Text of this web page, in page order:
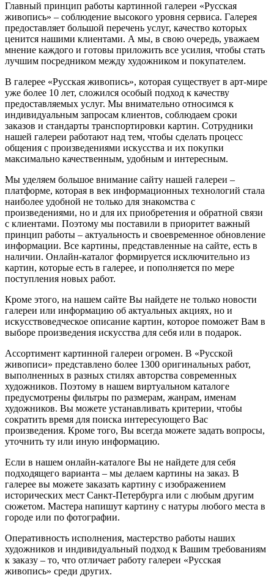
Главный принцип работы картинной галереи «Русская
живопись» – соблюдение высокого уровня сервиса. Галерея
предоставляет большой перечень услуг, качество которых
ценится нашими клиентами. А мы, в свою очередь, уважаем
мнение каждого и готовы приложить все усилия, чтобы стать
лучшим посредником между художником и покупателем.
В галерее «Русская живопись», которая существует в арт-мире
уже более 10 лет, сложился особый подход к качеству
предоставляемых услуг. Мы внимательно относимся к
индивидуальным запросам клиентов, соблюдаем сроки
заказов и стандарты транспортировки картин. Сотрудники
нашей галереи работают над тем, чтобы сделать процесс
общения с произведениями искусства и их покупки
максимально качественным, удобным и интересным.
Мы уделяем большое внимание сайту нашей галереи –
платформе, которая в век информационных технологий стала
наиболее удобной не только для знакомства с
произведениями, но и для их приобретения и обратной связи
с клиентами. Поэтому мы поставили в приоритет важный
принцип работы – актуальность и своевременное обновление
информации. Все картины, представленные на сайте, есть в
наличии. Онлайн-каталог формируется исключительно из
картин, которые есть в галерее, и пополняется по мере
поступления новых работ.
Кроме этого, на нашем сайте Вы найдете не только новости
галереи или информацию об актуальных акциях, но и
искусствоведческое описание картин, которое поможет Вам в
выборе произведения искусства для себя или в подарок.
Ассортимент картинной галереи огромен. В «Русской
живописи» представлено более 1300 оригинальных работ,
выполненных в разных стилях авторства современных
художников. Поэтому в нашем виртуальном каталоге
предусмотрены фильтры по размерам, жанрам, именам
художников. Вы можете устанавливать критерии, чтобы
сократить время для поиска интересующего Вас
произведения. Кроме того, Вы всегда можете задать вопросы,
уточнить ту или иную информацию.
Если в нашем онлайн-каталоге Вы не найдете для себя
подходящего варианта – мы делаем картины на заказ. В
галерее вы можете заказать картину с изображением
исторических мест Санкт-Петербурга или с любым другим
сюжетом. Мастера напишут картину с натуры любого места в
городе или по фотографии.
Оперативность исполнения, мастерство работы наших
художников и индивидуальный подход к Вашим требованиям
к заказу – то, что отличает работу галереи «Русская
живопись» среди других.